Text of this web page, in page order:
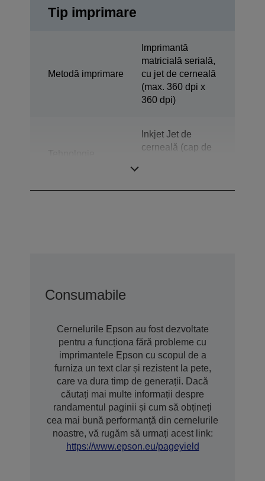
Tip imprimare
Metodă imprimare
Imprimantă
matricială serială,
cu jet de cerneală
(max. 360 dpi x
360 dpi)
Inkjet Jet de
cerneală (cap de
Consumabile
Cernelurile Epson au fost dezvoltate
pentru a funcționa fără probleme cu
imprimantele Epson cu scopul de a
furniza un text clar și rezistent la pete,
care va dura timp de generații. Dacă
căutați mai multe informații despre
randamentul paginii și cum să obțineți
cea mai bună performanță din cernelurile
noastre, vă rugăm să urmați acest link:
https://www.epson.eu/pageyield